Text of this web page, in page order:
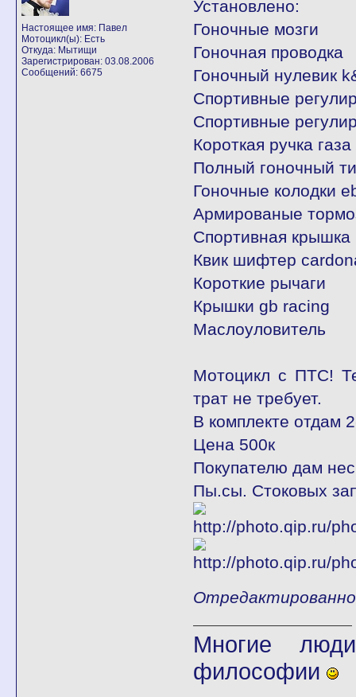
Настоящее имя: Павел
Мотоцикл(ы): Есть
Откуда: Мытищи
Зарегистрирован: 03.08.2006
Сообщений: 6675
Установлено:
Гоночные мозги
Гоночная проводка
Гоночный нулевик
Спортивные
Спортивные
Короткая ручка
Полный гоночный
Гоночные колодки
Армированые
Спортивная крышка
Квик шифтер
Короткие рычаги
Крышки gb racing
Маслоуловитель
Мотоцикл с ПТС!
трат не требует.
В комплекте отдам
Цена 500к
Покупателю дам
Пы.сы. Стоковых
Многие
философии